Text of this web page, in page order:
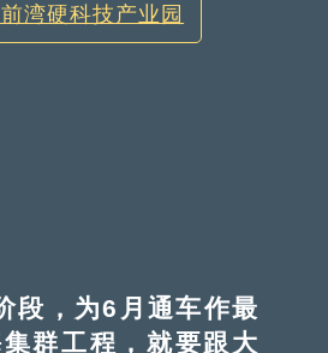
湾硬科技产业园
，为6月通车作最
群工程，就要跟大